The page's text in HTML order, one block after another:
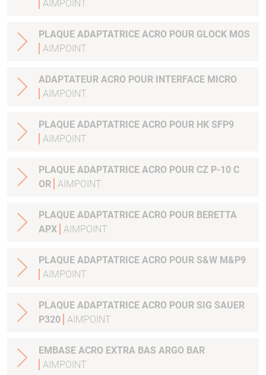
AIMPOINT
PLAQUE ADAPTATRICE ACRO POUR GLOCK MOS
AIMPOINT
ADAPTATEUR ACRO POUR INTERFACE MICRO
AIMPOINT
PLAQUE ADAPTATRICE ACRO POUR HK SFP9
AIMPOINT
PLAQUE ADAPTATRICE ACRO POUR CZ P-10 C
OR AIMPOINT
PLAQUE ADAPTATRICE ACRO POUR BERETTA
APX AIMPOINT
PLAQUE ADAPTATRICE ACRO POUR S&W M&P9
AIMPOINT
PLAQUE ADAPTATRICE ACRO POUR SIG SAUER
P320 AIMPOINT
EMBASE ACRO EXTRA BAS ARGO BAR
AIMPOINT